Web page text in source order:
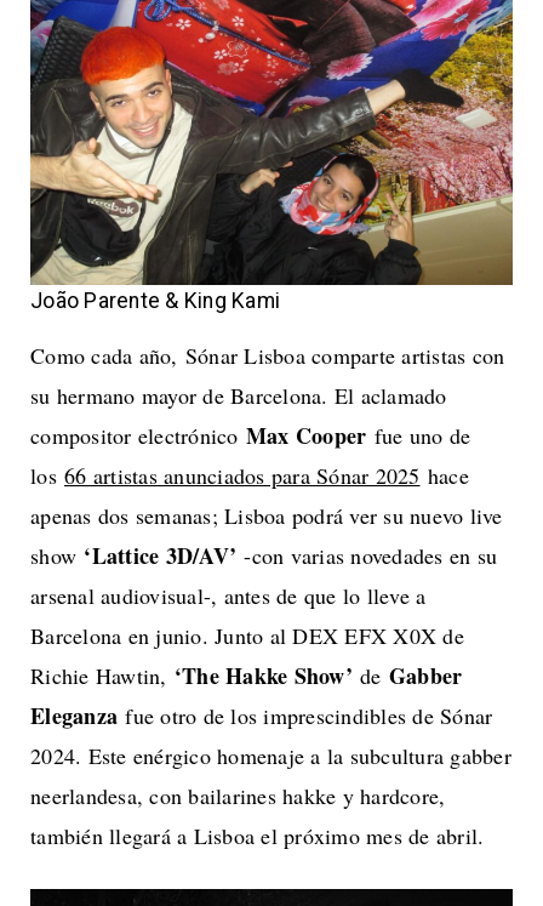
João Parente & King Kami
Como cada año, Sónar Lisboa comparte artistas con
su hermano mayor de Barcelona. El aclamado
compositor electrónico Max Cooper fue uno de
los 66 artistas anunciados para Sónar 2025 hace
apenas dos semanas; Lisboa podrá ver su nuevo live
show ‘Lattice 3D/AV’ -con varias novedades en su
arsenal audiovisual-, antes de que lo lleve a
Barcelona en junio. Junto al DEX EFX X0X de
Richie Hawtin, ‘The Hakke Show’ de Gabber
Eleganza fue otro de los imprescindibles de Sónar
2024. Este enérgico homenaje a la subcultura gabber
neerlandesa, con bailarines hakke y hardcore,
también llegará a Lisboa el próximo mes de abril.